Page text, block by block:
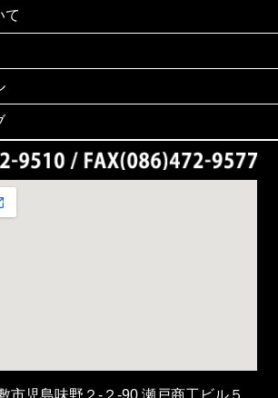
て
児島味野２-２-90 瀬戸商工ビル５